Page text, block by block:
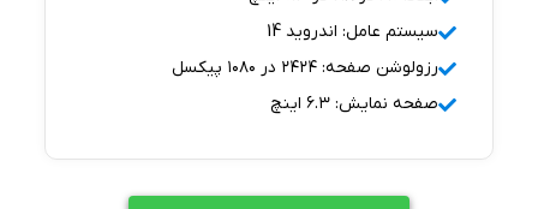
سیستم عامل: اندروید 14
رزولوشن صفحه: ۲۴۲۴ در ۱۰۸۰ پیکسل
صفحه نمایش: ۶.۳ اینچ